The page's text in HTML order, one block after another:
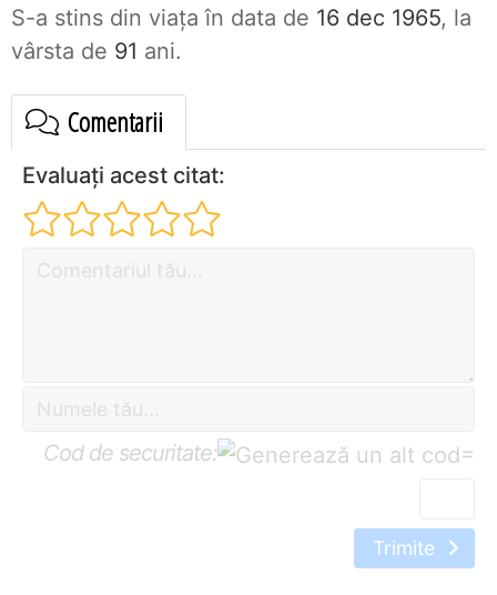
S-a stins din viaţa în data de 16 dec 1965, la
vârsta de 91 ani.
Comentarii
Evaluați acest citat:
Cod de securitate: =
Trimite